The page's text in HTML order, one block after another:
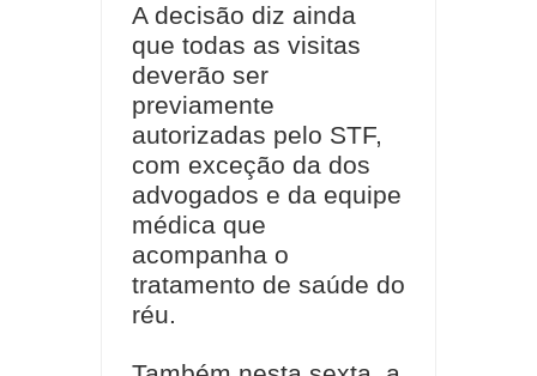
A decisão diz ainda
que todas as visitas
deverão ser
previamente
autorizadas pelo STF,
com exceção da dos
advogados e da equipe
médica que
acompanha o
tratamento de saúde do
réu.